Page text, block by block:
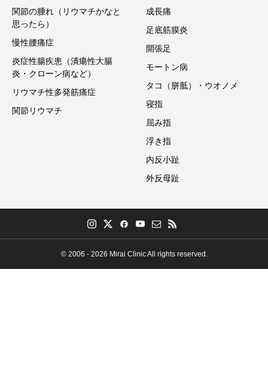
関節の腫れ（リウマチかなと
思ったら）
慢性腰痛症
炎症性腸疾患（潰瘍性大腸
炎・クローン病など）
リウマチ性多発筋痛症
関節リウマチ
成長痛
足底筋膜炎
開張足
モートン病
タコ（胼胝）・ウオノメ
寝指
屈み指
浮き指
内反小趾
外反母趾
© 2006 - 2026 Mirai Clinic All rights reserved.